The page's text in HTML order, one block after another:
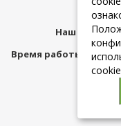
Наш адрес:
Время работы